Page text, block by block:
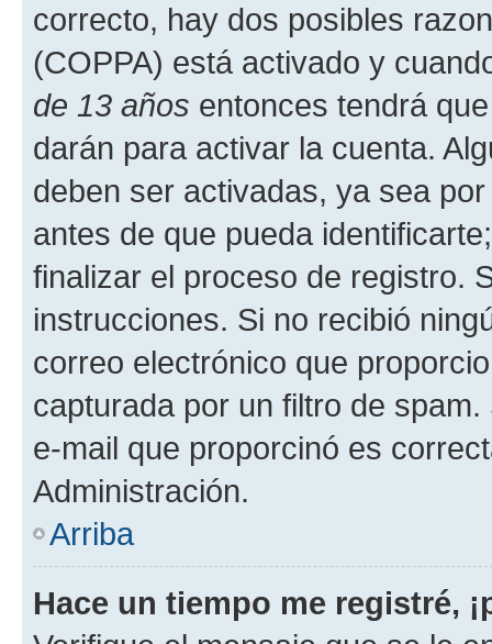
correcto, hay dos posibles
(COPPA) está activado y
de 13 años entonces tendrá
darán para activar la cuenta.
deben ser activadas, ya sea
antes de que pueda
finalizar el proceso de registro.
instrucciones. Si no recibió
correo electrónico que
capturada por un filtro de
e-mail que proporcinó es
Administración.
Arriba
Hace un tiempo me registré,